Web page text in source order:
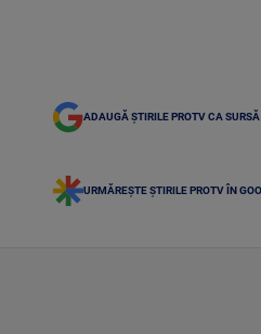
ADAUGĂ ȘTIRILE PROTV CA SURSĂ
URMĂREȘTE ȘTIRILE PROTV ÎN